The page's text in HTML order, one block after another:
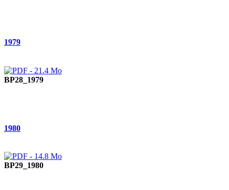
1979
BP28_1979
1980
BP29_1980